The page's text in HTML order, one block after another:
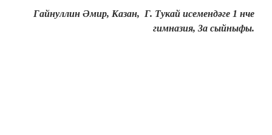
Гайнуллин Әмир, Казан, Г. Тукай исемендәге 1 нче
гимназия, 3а сыйныфы.